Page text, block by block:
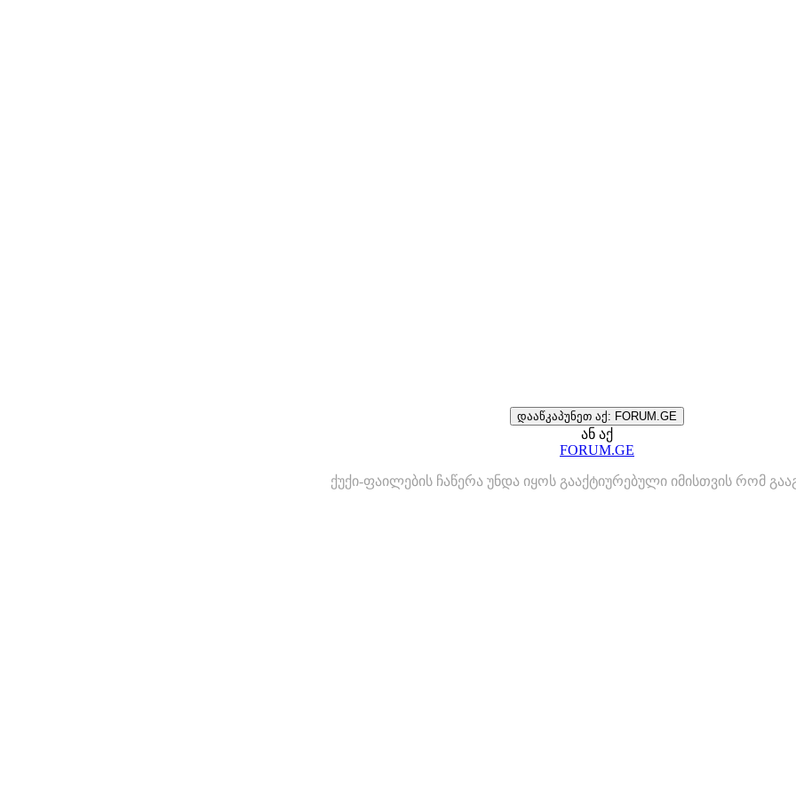
დააწკაპუნეთ აქ: FORUM.GE
ან აქ
FORUM.GE
ქუქი-ფაილების ჩაწერა უნდა იყოს გააქტიურებული იმისთვის რომ